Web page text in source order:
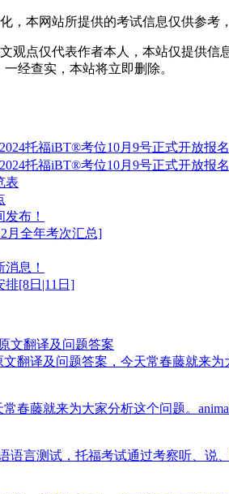
，本网站所提供的考试信息仅供参考
观点仅代表作者本人，本站仅提供
一经查实，本站将立即删除。
托福iBT®考位10月9号正式开放报名
托福iBT®考位10月9号正式开放报名
表
布！
月全年考次汇总]
息！
排[8日|11日]
文翻译及问题答案
文翻译及问题答案，今天常春藤就来
春藤就来为大家分析这个问题。
语言测试，托福考试通过考察听、说